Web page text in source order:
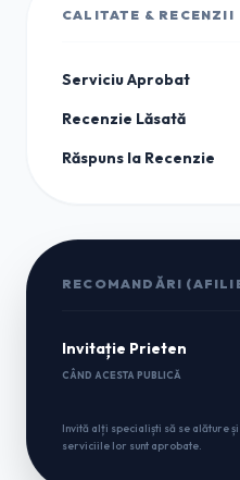
CALITATE & RECENZII
Serviciu Aprobat
Recenzie Lăsată
Răspuns la Recenzie
RECOMANDĂRI
Invitație Prieten
CÂND ACESTA PUBLICĂ
Invită alți specialiști să se alăture
serviciile lor sunt aprobate.